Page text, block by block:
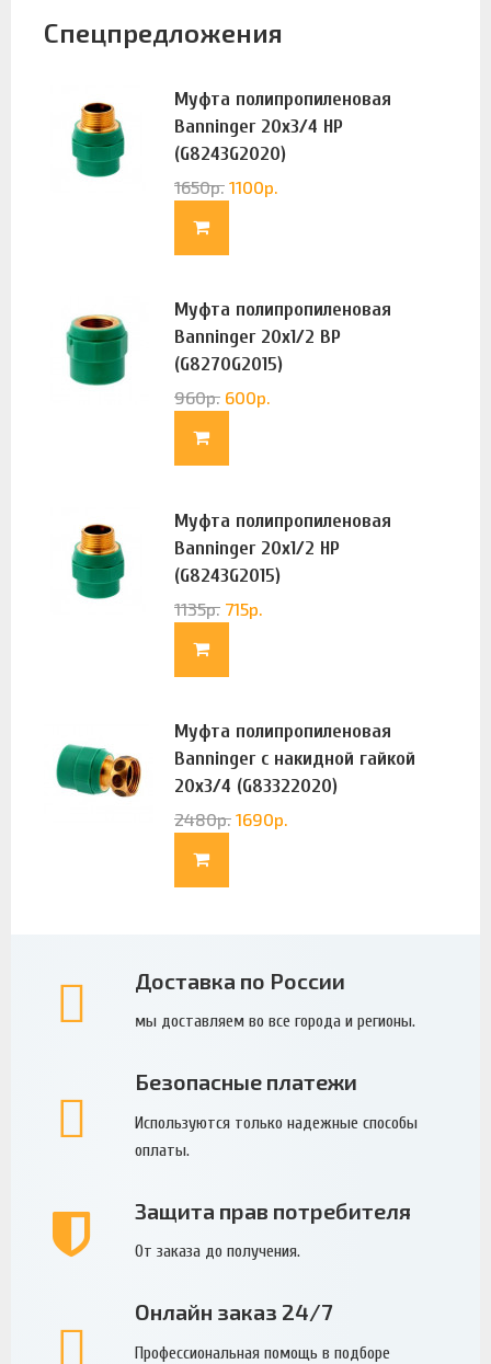
Спецпредложения
Муфта полипропиленовая
Banninger 20х3/4 НР
(G8243G2020)
1650р. 1100р.
Муфта полипропиленовая
Banninger 20х1/2 ВР
(G8270G2015)
960р. 600р.
Муфта полипропиленовая
Banninger 20х1/2 НР
(G8243G2015)
1135р. 715р.
Муфта полипропиленовая
Banninger с накидной гайкой
20х3/4 (G83322020)
2480р. 1690р.
Доставка по России
мы доставляем во все города и регионы.
Безопасные платежи
Используются только надежные способы
оплаты.
Защита прав потребителя
От заказа до получения.
Онлайн заказ 24/7
Профессиональная помощь в подборе